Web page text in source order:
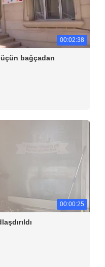
00:02:38
bağçadan
00:00:25